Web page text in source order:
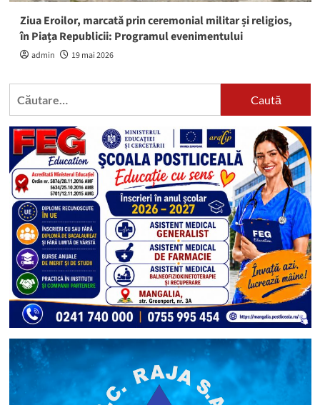
Ziua Eroilor, marcată prin ceremonial militar și religios,
în Piața Republicii: Programul evenimentului
admin 19 mai 2026
Caută